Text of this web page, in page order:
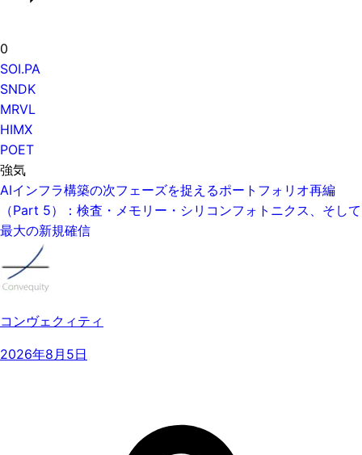
0
SOI.PA
SNDK
MRVL
HIMX
POET
強気
AIインフラ構築の次フェーズを捉えるポートフォリオ再編
（Part 5）：検査・メモリー・シリコンフォトニクス、そして
最大の新規確信
コンヴェクィティ
2026年8月5日